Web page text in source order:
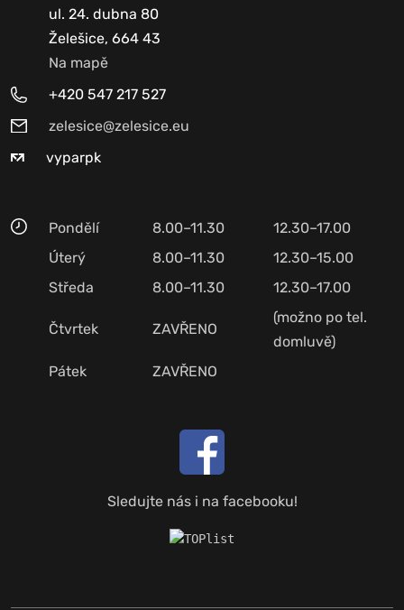
ul. 24. dubna 80
Želešice, 664 43
Na mapě
+420 547 217 527
zelesice@zelesice.eu
vyparpk
Pondělí 8.00–11.30
12.30–17.00
Úterý
8.00–11.30
12.30–15.00
Středa
8.00–11.30 12.30–17.00
Čtvrtek ZAVŘENO
(možno po tel.
domluvě)
Pátek
ZAVŘENO
Sledujte nás i na facebooku!